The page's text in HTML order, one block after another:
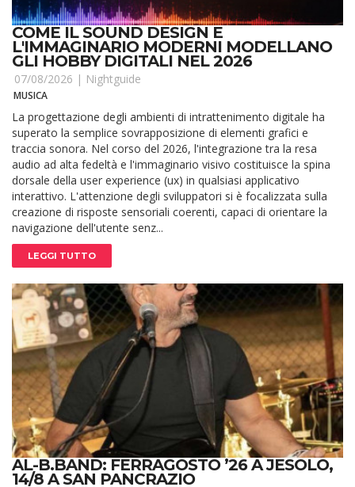
COME IL SOUND DESIGN E
L'IMMAGINARIO MODERNI MODELLANO
GLI HOBBY DIGITALI NEL 2026
07/08/2026 | Nightguide
MUSICA
La progettazione degli ambienti di intrattenimento digitale ha
superato la semplice sovrapposizione di elementi grafici e
traccia sonora. Nel corso del 2026, l'integrazione tra la resa
audio ad alta fedeltà e l'immaginario visivo costituisce la spina
dorsale della user experience (ux) in qualsiasi applicativo
interattivo. L'attenzione degli sviluppatori si è focalizzata sulla
creazione di risposte sensoriali coerenti, capaci di orientare la
navigazione dell'utente senz...
LEGGI TUTTO
AL-B.BAND: FERRAGOSTO ’26 A JESOLO,
14/8 A SAN PANCRAZIO